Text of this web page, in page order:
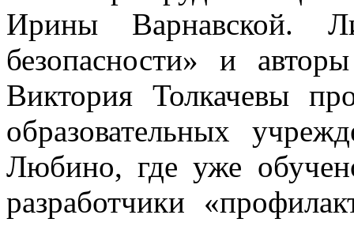
Ирины Варнавской.
безопасности» и
Виктория Толкачевы
образовательных
Любино, где уже
разработчики